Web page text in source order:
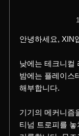
안녕하세요, XIN
낮에는 테크니컬
밤에는 플레이스
해부합니다.
기기의 메커니즘
티넘 트로피를